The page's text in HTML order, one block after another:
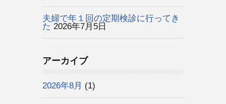
夫婦で年１回の定期検診に行ってき
た 2026年7月5日
アーカイブ
2026年8月 (1)